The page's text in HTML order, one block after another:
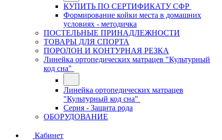
КУПИТЬ ПО СЕРТИФИКАТУ СФР
Формирование койки места в домашних
условиях - методичка
ПОСТЕЛЬНЫЕ ПРИНАДЛЕЖНОСТИ
ТОВАРЫ ДЛЯ СПОРТА
ПОРОЛОН И КОНТУРНАЯ РЕЗКА
Линейка ортопедических матрацев "Культурный
код сна"
Линейка ортопедических матрацев
"Культурный код сна"
Серия - Защита рода
ОБОРУДОВАНИЕ
Кабинет